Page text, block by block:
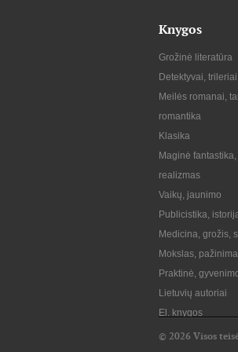
Knygos
Grožinė literatūra
Detektyvai, trileriai
Meilės romanai,
romantika
Klasika
Maginė
realizmas
Vaikų, jaunimo
Publicistika,
Medicina, grožis,
Mokslas,
Praktinė,
Lietuvių autoriai
El. knygos
© 2026 Visos